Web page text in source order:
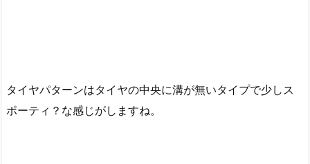
タイヤパターンはタイヤの中央に溝が無いタイプで少しス
ポーティ？な感じがしますね。